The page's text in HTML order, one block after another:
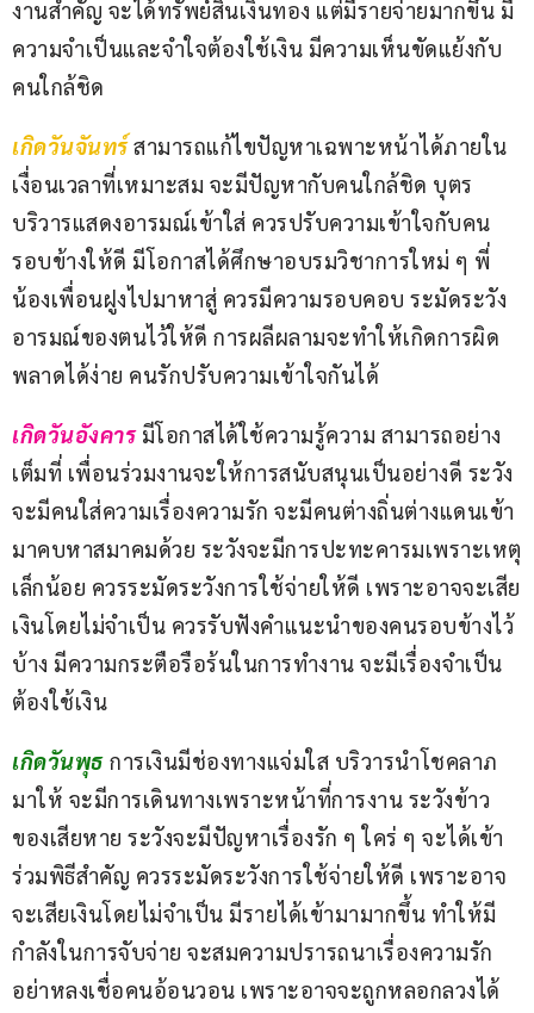
งานสำคัญ จะได้ทรัพย์สินเงินทอง แต่มีรายจ่ายมากขึ้น มี
ความจำเป็นและจำใจต้องใช้เงิน มีความเห็นขัดแย้งกับ
คนใกล้ชิด
เกิดวันจันทร์ สามารถแก้ไขปัญหาเฉพาะหน้าได้ภายใน
เงื่อนเวลาที่เหมาะสม จะมีปัญหากับคนใกล้ชิด บุตร
บริวารแสดงอารมณ์เข้าใส่ ควรปรับความเข้าใจกับคน
รอบข้างให้ดี มีโอกาสได้ศึกษาอบรมวิชาการใหม่ ๆ พี่
น้องเพื่อนฝูงไปมาหาสู่ ควรมีความรอบคอบ ระมัดระวัง
อารมณ์ของตนไว้ให้ดี การผลีผลามจะทำให้เกิดการผิด
พลาดได้ง่าย คนรักปรับความเข้าใจกันได้
เกิดวันอังคาร มีโอกาสได้ใช้ความรู้ความ สามารถอย่าง
เต็มที่ เพื่อนร่วมงานจะให้การสนับสนุนเป็นอย่างดี ระวัง
จะมีคนใส่ความเรื่องความรัก จะมีคนต่างถิ่นต่างแดนเข้า
มาคบหาสมาคมด้วย ระวังจะมีการปะทะคารมเพราะเหตุ
เล็กน้อย ควรระมัดระวังการใช้จ่ายให้ดี เพราะอาจจะเสีย
เงินโดยไม่จำเป็น ควรรับฟังคำแนะนำของคนรอบข้างไว้
บ้าง มีความกระตือรือร้นในการทำงาน จะมีเรื่องจำเป็น
ต้องใช้เงิน
เกิดวันพุธ การเงินมีช่องทางแจ่มใส บริวารนำโชคลาภ
มาให้ จะมีการเดินทางเพราะหน้าที่การงาน ระวังข้าว
ของเสียหาย ระวังจะมีปัญหาเรื่องรัก ๆ ใคร่ ๆ จะได้เข้า
ร่วมพิธีสำคัญ ควรระมัดระวังการใช้จ่ายให้ดี เพราะอาจ
จะเสียเงินโดยไม่จำเป็น มีรายได้เข้ามามากขึ้น ทำให้มี
กำลังในการจับจ่าย จะสมความปรารถนาเรื่องความรัก
อย่าหลงเชื่อคนอ้อนวอน เพราะอาจจะถูกหลอกลวงได้